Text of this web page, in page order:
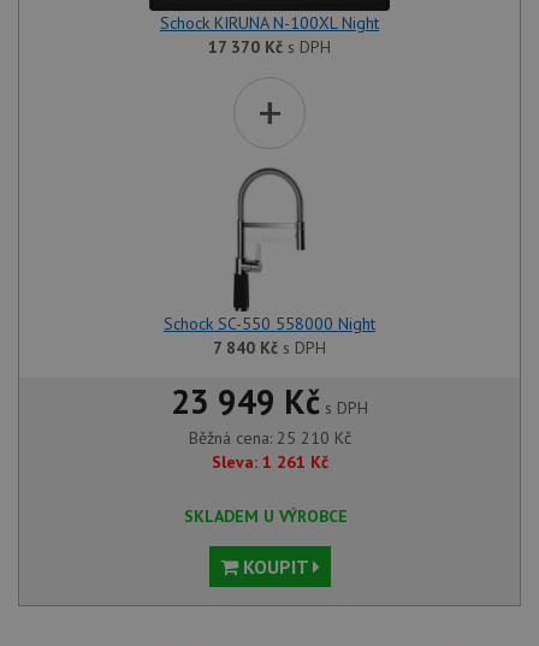
Schock KIRUNA N-100XL Night
17 370 Kč s DPH
+
Schock SC-550 558000 Night
7 840 Kč s DPH
23 949 Kč s DPH
Běžná cena: 25 210 Kč
Sleva: 1 261 Kč
SKLADEM U VÝROBCE
KOUPIT